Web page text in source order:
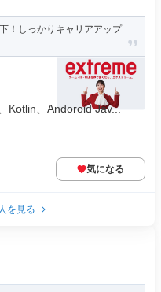
！しっかりキャリアアップ
Kotlin、Andoroid Jav...
気になる
を見る